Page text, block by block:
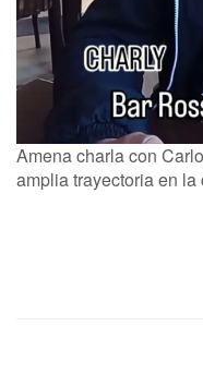
Amena charla con
amplia trayectoria en la